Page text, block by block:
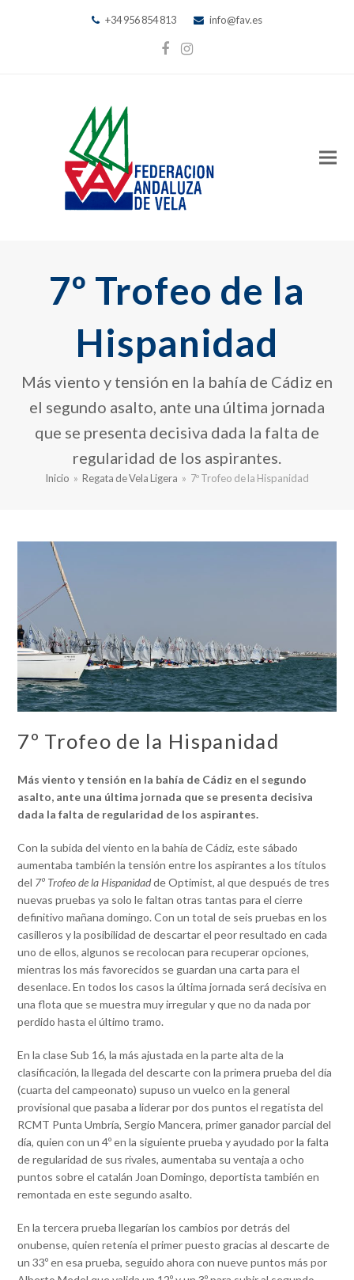
+34 956 854 813 info@fav.es
Facebook
Instagram
7º Trofeo de la
Hispanidad
Más viento y tensión en la bahía de Cádiz en
el segundo asalto, ante una última jornada
que se presenta decisiva dada la falta de
regularidad de los aspirantes.
Inicio » Regata de Vela Ligera » 7º Trofeo de la Hispanidad
7º Trofeo de la Hispanidad
Más viento y tensión en la bahía de Cádiz en el segundo
asalto, ante una última jornada que se presenta decisiva
dada la falta de regularidad de los aspirantes.
Con la subida del viento en la bahía de Cádiz, este sábado
aumentaba también la tensión entre los aspirantes a los títulos
del 7º Trofeo de la Hispanidadde Optimist, al que después de tres
nuevas pruebas ya solo le faltan otras tantas para el cierre
definitivo mañana domingo. Con un total de seis pruebas en los
casilleros y la posibilidad de descartar el peor resultado en cada
uno de ellos, algunos se recolocan para recuperar opciones,
mientras los más favorecidos se guardan una carta para el
desenlace. En todos los casos la última jornada será decisiva en
una flota que se muestra muy irregular y que no da nada por
perdido hasta el último tramo.
En la clase Sub 16, la más ajustada en la parte alta de la
clasificación, la llegada del descarte con la primera prueba del día
(cuarta del campeonato) supuso un vuelco en la general
provisional que pasaba a liderar por dos puntos el regatista del
RCMT Punta Umbría, Sergio Mancera, primer ganador parcial del
día, quien con un 4º en la siguiente prueba y ayudado por la falta
de regularidad de sus rivales, aumentaba su ventaja a ocho
puntos sobre el catalán Joan Domingo, deportista también en
remontada en este segundo asalto.
En la tercera prueba llegarían los cambios por detrás del
onubense, quien retenía el primer puesto gracias al descarte de
un 33º en esa prueba, seguido ahora con nueve puntos más por